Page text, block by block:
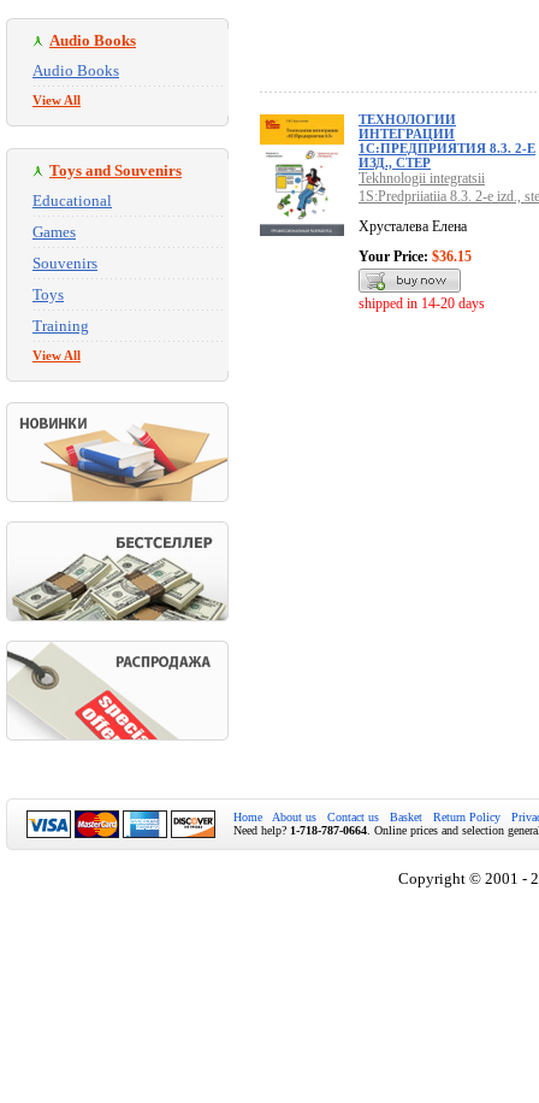
Audio Books
Audio Books
View All
Toys and Souvenirs
Educational
Games
Souvenirs
Toys
Training
View All
ТЕХНОЛОГИИ
ИНТЕГРАЦИИ
1С:ПРЕДПРИЯТИЯ 8.3. 2-Е
ИЗД., СТЕР
Tekhnologii integratsii
1S:Predpriiatiia 8.3. 2-e izd.,
Хрусталева Елена
Your Price: $36.15
shipped in 14-20 days
Home About us Contact us Basket Return Policy
Need help? 1-718-787-0664 . Online prices and selection
Copyright © 2001 -